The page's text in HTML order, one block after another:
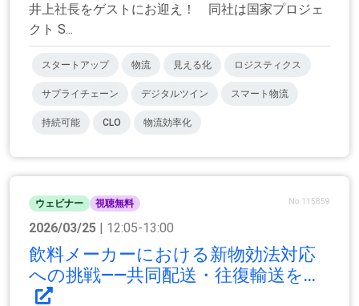
井上社長をゲストにお迎え！ 同社は国家プロジェ
クト S...
スタートアップ 物流 見える化 ロジスティクス
サプライチェーン デジタルツイン スマート物流
持続可能 CLO 物流効率化
ウェビナー 視聴無料 No.115859
2026/03/25 | 12:05-13:00
飲料メーカーにおける新物効法対応
への挑戦――共同配送・往復輸送を...